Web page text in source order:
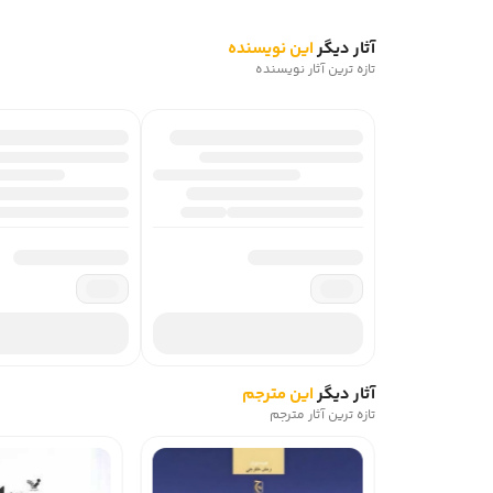
آثار دیگراین نویسنده
تازه ترین آثار نویسنده
آثار دیگراین مترجم
تازه ترین آثار مترجم